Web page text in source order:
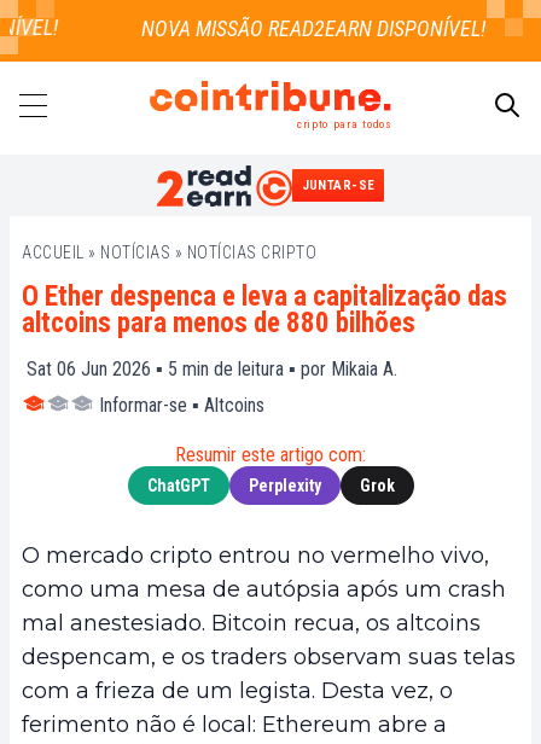
cripto para todos
JUNTAR-SE
ACCUEIL » NOTÍCIAS » NOTÍCIAS CRIPTO
O Ether despenca e leva a capitalização das
altcoins para menos de 880 bilhões
Sat 06 Jun 2026 ▪ 5 min de leitura ▪ por Mikaia A.
Informar-se ▪ Altcoins
Resumir este artigo com:
ChatGPT Perplexity Grok
O mercado cripto entrou no vermelho vivo,
como uma mesa de autópsia após um crash
mal anestesiado. Bitcoin recua, os altcoins
despencam, e os traders observam suas telas
com a frieza de um legista. Desta vez, o
ferimento não é local: Ethereum abre a